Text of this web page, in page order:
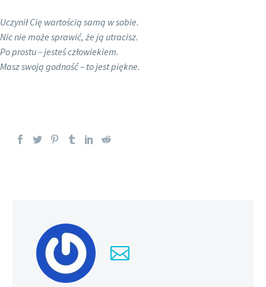
Uczynił Cię wartością samą w sobie.
Nic nie może sprawić, że ją utracisz.
Po prostu – jesteś człowiekiem.
Masz swoją godność – to jest piękne.